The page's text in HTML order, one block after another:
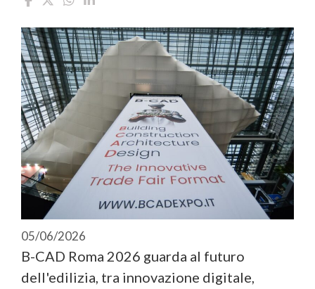
05/06/2026
B-CAD Roma 2026 guarda al futuro
dell'edilizia, tra innovazione digitale,